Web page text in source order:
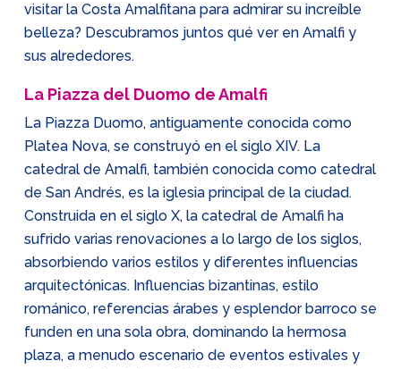
visitar la Costa Amalfitana para admirar su increíble
belleza? Descubramos juntos qué ver en Amalfi y
sus alrededores.
La Piazza del Duomo de Amalfi
La Piazza Duomo, antiguamente conocida como
Platea Nova, se construyó en el siglo XIV. La
catedral de Amalfi, también conocida como catedral
de San Andrés, es la iglesia principal de la ciudad.
Construida en el siglo X, la catedral de Amalfi ha
sufrido varias renovaciones a lo largo de los siglos,
absorbiendo varios estilos y diferentes influencias
arquitectónicas. Influencias bizantinas, estilo
románico, referencias árabes y esplendor barroco se
funden en una sola obra, dominando la hermosa
plaza, a menudo escenario de eventos estivales y